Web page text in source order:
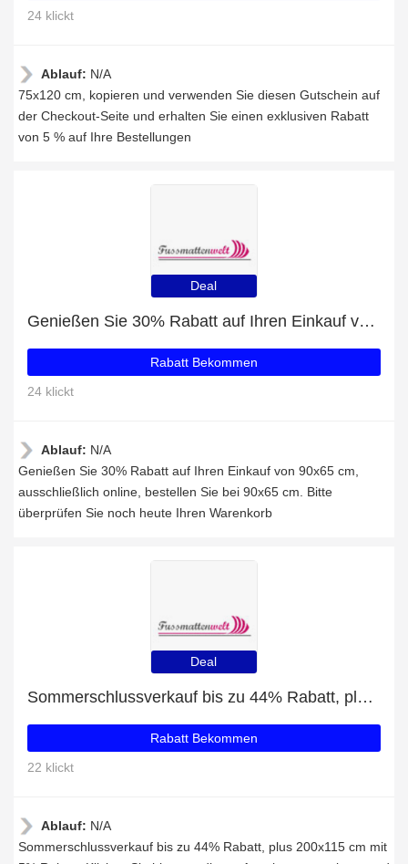
24 klickt
Ablauf: N/A
75x120 cm, kopieren und verwenden Sie diesen Gutschein auf
der Checkout-Seite und erhalten Sie einen exklusiven Rabatt
von 5 % auf Ihre Bestellungen
Deal
Genießen Sie 30% Rabatt auf Ihren Einkauf von 90x65 cm, ausschließlich online
Rabatt Bekommen
24 klickt
Ablauf: N/A
Genießen Sie 30% Rabatt auf Ihren Einkauf von 90x65 cm,
ausschließlich online, bestellen Sie bei 90x65 cm. Bitte
überprüfen Sie noch heute Ihren Warenkorb
Deal
Sommerschlussverkauf bis zu 44% Rabatt, plus 200x115 cm mit 5% Rabatt
Rabatt Bekommen
22 klickt
Ablauf: N/A
Sommerschlussverkauf bis zu 44% Rabatt, plus 200x115 cm mit